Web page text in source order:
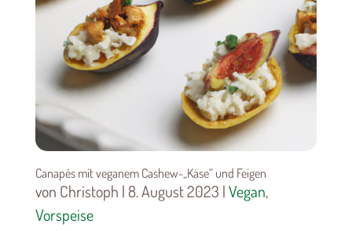
Canapés mit veganem Cashew-„Käse“ und Feigen
von Christoph | 8. August 2023 |Vegan,
Vorspeise